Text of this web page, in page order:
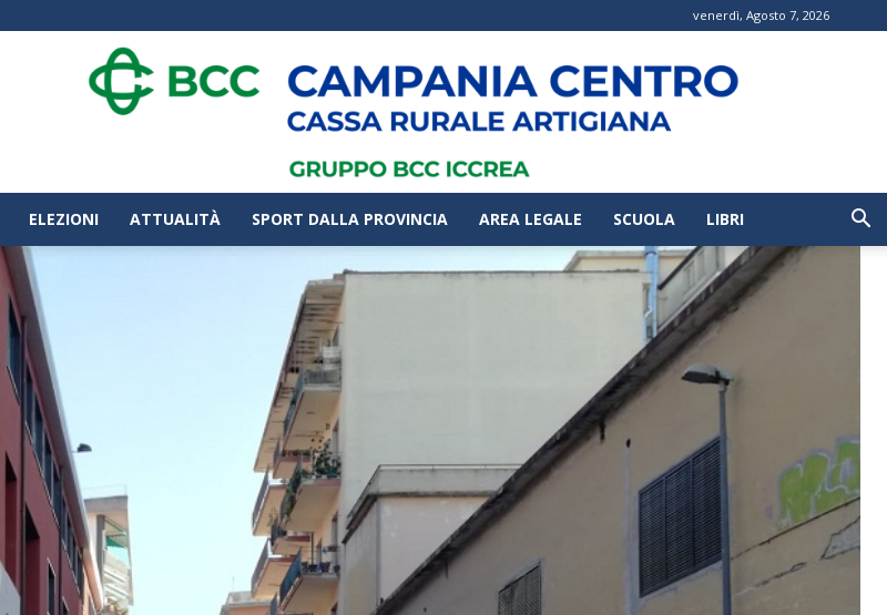
venerdì, Agosto 7, 2026
ELEZIONI ATTUALITÀ SPORT DALLA PROVINCIA AREA LEGALE SCUOLA LIBRI